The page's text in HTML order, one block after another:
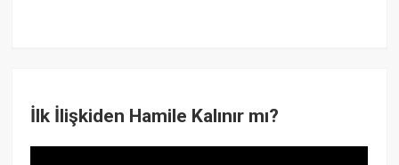
İlk İlişkiden Hamile Kalınır mı?